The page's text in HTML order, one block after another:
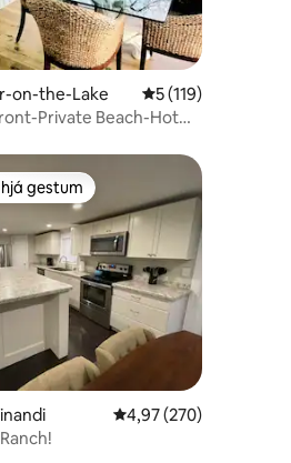
umsagnir
on-the-Lake 5 af 5 í
5 (119)
Private Beach-Hot
umsagnir
hjá gestum
gestum
4,97 af 5 í
4,97 (270)